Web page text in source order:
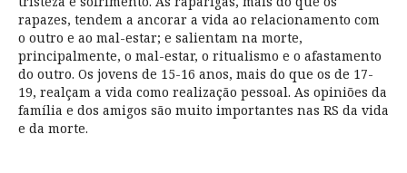
rapazes, tendem a ancorar a vida ao relacionamento com
o outro e ao mal-estar; e salientam na morte,
principalmente, o mal-estar, o ritualismo e o afastamento
do outro. Os jovens de 15-16 anos, mais do que os de 17-
19, realçam a vida como realização pessoal. As opiniões da
família e dos amigos são muito importantes nas RS da vida
e da morte.